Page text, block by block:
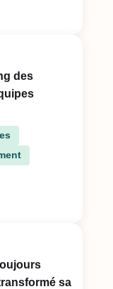
des
sa